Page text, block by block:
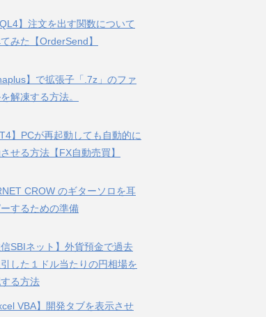
】注文を出す関数について
みた【OrderSend】
】で拡張子「.7z」のファ
解凍する方法。
】PCが再起動しても自動的に
せる方法【FX自動売買】
CROW のギターソロを耳
するための準備
信SBIネット】外貨預金で過去
した１ドル当たりの円相場を
る方法
VBA】開発タブを表示させ